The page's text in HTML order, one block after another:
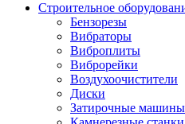
Строительное
Бензорезы
Вибраторы
Виброплиты
Виброрейки
Воздухоочистители
Диски
Затирочные машины